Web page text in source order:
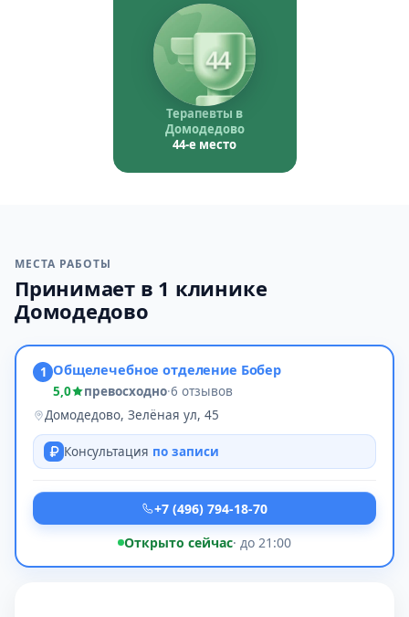
44
Терапевты в
Домодедово
44-е место
МЕСТА РАБОТЫ
Принимает в 1 клинике
Домодедово
1 Общелечебное отделение Бобер
5,0 превосходно·6 отзывов
Домодедово, Зелёная ул, 45
Консультация по записи
+7 (496) 794-18-70
Открыто сейчас· до 21:00